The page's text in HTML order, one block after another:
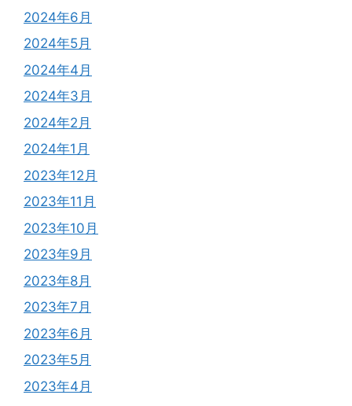
2024年6月
2024年5月
2024年4月
2024年3月
2024年2月
2024年1月
2023年12月
2023年11月
2023年10月
2023年9月
2023年8月
2023年7月
2023年6月
2023年5月
2023年4月